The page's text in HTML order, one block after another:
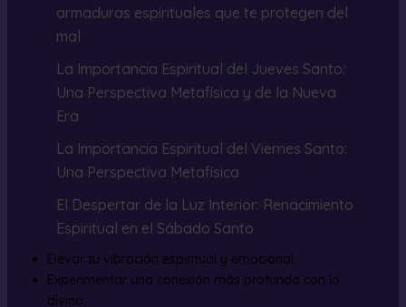
armaduras espirituales que te protegen del
mal
La Importancia Espiritual del Jueves Santo:
Una Perspectiva Metafísica y de la Nueva
Era
La Importancia Espiritual del Viernes Santo:
Una Perspectiva Metafísica
El Despertar de la Luz Interior: Renacimiento
Espiritual en el Sábado Santo
Elevar tu vibración espiritual y emocional.
Experimentar una conexión más profunda con lo
divino.